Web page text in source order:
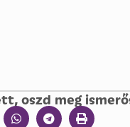
oszd meg